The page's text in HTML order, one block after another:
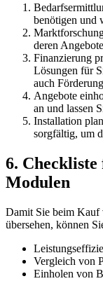
benötigen und
deren
Finanzierung
Lösungen für
auch
Angebote
an und lassen
Installation
sorgfältig, um
6.
Modulen
Damit Sie beim
übersehen, können
Vergleich von
Einholen von